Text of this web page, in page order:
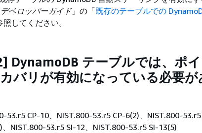
ベロッパーガイド」の「既存のテーブルでの
照してください。
DynamoDB テーブルでは、ポイ
バリが有効になっている必要が
53.r5 CP-10、NIST.800-53.r5 CP-6(2)、NIST.800-53.r5
NIST.800-53.r5 SI-12、NIST.800-53.r5 SI-13(5)